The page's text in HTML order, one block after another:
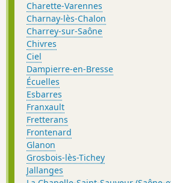
Charette-Varennes
Charnay-lès-Chalon
Charrey-sur-Saône
Chivres
Ciel
Dampierre-en-Bresse
Écuelles
Esbarres
Franxault
Fretterans
Frontenard
Glanon
Grosbois-lès-Tichey
Jallanges